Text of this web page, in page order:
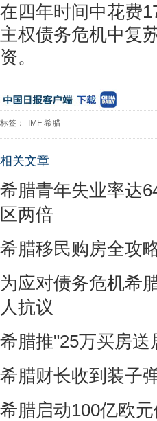
在四年时间中花费
主权债务危机中复
资。
标签： IMF 希腊
相关文章
希腊青年失业率达
区两倍
希腊移民购房全攻
为应对债务危机希
人抗议
希腊推"25万买房送
希腊财长收到装子
希腊启动100亿欧